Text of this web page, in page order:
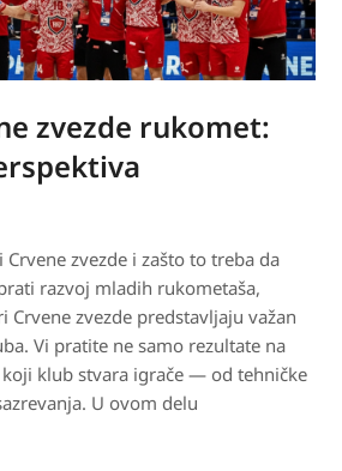
zvezde rukomet:
Crvene zvezde i zašto to treba da
razvoj mladih rukometaša,
Crvene zvezde predstavljaju važan
Vi pratite ne samo rezultate na
klub stvara igrače — od tehničke
U ovom delu